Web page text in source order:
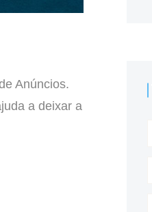
Anúncios.
a deixar a